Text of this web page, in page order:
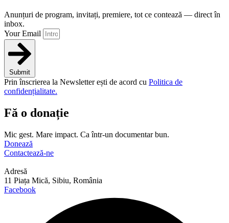
Anunțuri de program, invitați, premiere, tot ce contează — direct în
inbox.
Your Email
Submit
Prin înscrierea la Newsletter ești de acord cu Politica de
confidențialitate.
Fă o donație
Mic gest. Mare impact. Ca într-un documentar bun.
Donează
Contactează-ne
Adresă
11 Piața Mică, Sibiu, România
Facebook